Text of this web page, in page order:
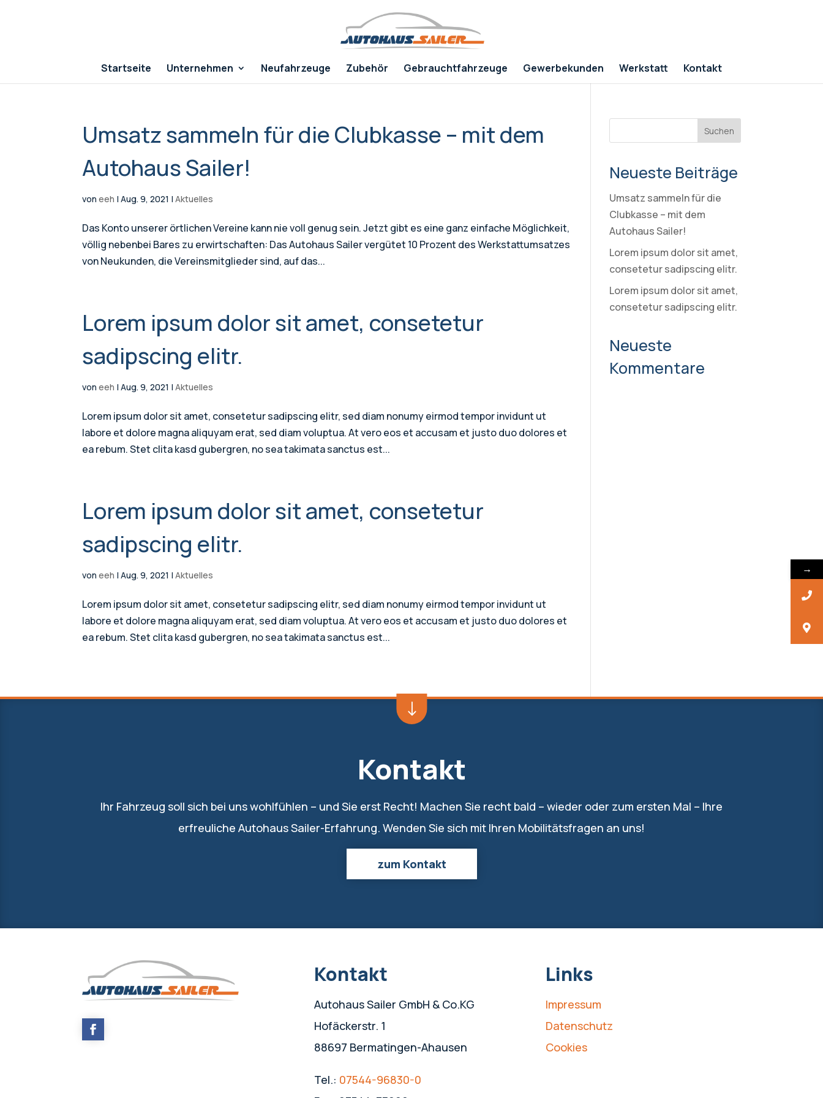
Startseite Unternehmen Neufahrzeuge Zubehör Gebrauchtfahrzeuge Gewerbekunden Werkstatt Kontakt
Umsatz sammeln für die Clubkasse – mit dem
Autohaus Sailer!
voneeh |Aug. 9, 2021 |Aktuelles
Das Konto unserer örtlichen Vereine kann nie voll genug sein. Jetzt gibt es eine ganz einfache Möglichkeit,
völlig nebenbei Bares zu erwirtschaften: Das Autohaus Sailer vergütet 10 Prozent des Werkstattumsatzes
von Neukunden, die Vereinsmitglieder sind, auf das...
Lorem ipsum dolor sit amet, consetetur
sadipscing elitr.
voneeh |Aug. 9, 2021 |Aktuelles
Lorem ipsum dolor sit amet, consetetur sadipscing elitr, sed diam nonumy eirmod tempor invidunt ut
labore et dolore magna aliquyam erat, sed diam voluptua. At vero eos et accusam et justo duo dolores et
ea rebum. Stet clita kasd gubergren, no sea takimata sanctus est...
Lorem ipsum dolor sit amet, consetetur
sadipscing elitr.
voneeh |Aug. 9, 2021 |Aktuelles
Lorem ipsum dolor sit amet, consetetur sadipscing elitr, sed diam nonumy eirmod tempor invidunt ut
labore et dolore magna aliquyam erat, sed diam voluptua. At vero eos et accusam et justo duo dolores et
ea rebum. Stet clita kasd gubergren, no sea takimata sanctus est...
Neueste Beiträge
Umsatz sammeln für die
Clubkasse – mit dem
Autohaus Sailer!
Lorem ipsum dolor sit amet,
consetetur sadipscing elitr.
Lorem ipsum dolor sit amet,
consetetur sadipscing elitr.
Neueste
Kommentare
"
Kontakt
Ihr Fahrzeug soll sich bei uns wohlfühlen – und Sie erst Recht! Machen Sie recht bald – wieder oder zum ersten Mal – Ihre
erfreuliche Autohaus Sailer-Erfahrung. Wenden Sie sich mit Ihren Mobilitätsfragen an uns!
zum Kontakt
Kontakt
Autohaus Sailer GmbH & Co.KG
Hofäckerstr. 1
88697 Bermatingen-Ahausen
Tel.: 07544-96830-0
Links
Impressum
Datenschutz
Cookies
→